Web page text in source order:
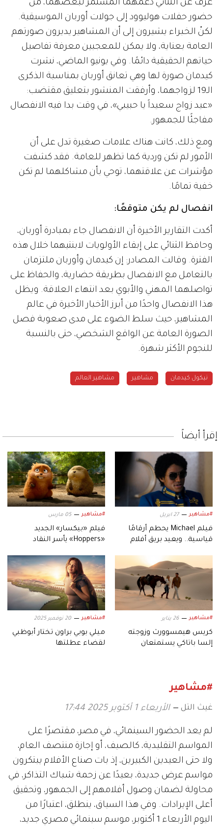
عرف عن الثنائي دعمهما المستمر لبعضهما، من
حضور حفلات هوليوود إلى جولات أوربان الموسيقية.
لكنّ الخبراء يشيرون إلى أن المشاهير يديرون صورتهم
العامة بعناية، ولا يمكن للمعجبين معرفة تفاصيل
حياتهم الحقيقية دائمًا. وفي يونيو الماضي، نشرت
كيدمان صورة لها وهي تعانق أوربان بمناسبة الذكرى
الـ19 لزواجهما، وأرفقت المنشور بتعليق مقتضب:
«عيد زواج سعيداً يا حبيبي»، في وقت بدا فيه الانفصال
مفاجئًا للجمهور.
ومع ذلك، كانت هناك علامات صغيرة تدل على أن
الأمور لم تكن وردية كما تظهر للعامة. فقد كشفت
مؤشرات عن علاقتهما، توحي بأن مشاكلهما لم تكن
خفية تمامًا.
انفصال لم يكن متوقعًا:
أكدت التقارير الأخيرة أن الانفصال جاء بمبادرة أوربان،
وحافظ الثنائي على إبقاء الأولويات لابنتيهما خلال هذه
الفترة. وقالت المصادر: إن كيدمان وأوربان ملتزمان
بالتعامل مع الانفصال بطريقة حضارية، والحفاظ على
تواصلهما المهني والأبوي بعد انتهاء العلاقة. ويظل
هذا الانفصال واحدًا من أبرز الأخبار الأخيرة في عالم
المشاهير، حيث سلط الضوء على مدى صعوبة فصل
الصورة العامة عن الواقع الشخصي، حتى بالنسبة
للنجوم الأكثر شهرة.
نيكول كيدمان مشاهير مشاهير العالم
إقرأ أيضاً
#مشاهير 27 ابريل
فيلم Michael يحطم أرقامًا
قياسية.. ويعيد بريق أفلام
#مشاهير 05 مارس
فيلم «بيكسار» الجديد
«Hoppers» يأسر النقاد
#مشاهير 26 يناير
كريس هيمسوورث وزوجته
إلسا باتاكي يستمتعان
#مشاهير 20 نوفمبر 2025
ميلي بوبي براون تختار أبوظبي
لقضاء عطلتها
#مشاهير
غيث التل الأربعاء 1 أكتوبر 2025 17:44
لم يعد الحضور السينمائي، في مصر، مقتصرًا على
المواسم التقليدية، كالصيف، أو إجازة منتصف العام،
ولا حتى العيدين الكبيرين، إذ بات صناع الأفلام يبتكرون
مواسم عرض جديدة، بعيدًا عن زحمة شباك التذاكر، في
محاولة لضمان وصول أفلامهم إلى الجمهور، وتحقيق
أعلى الإيرادات. وفي هذا السياق، ينطلق، اعتبارًا من
اليوم الأربعاء 1 أكتوبر، موسم سينمائي مصري جديد،